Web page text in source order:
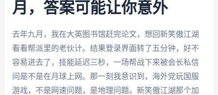
月，答案可能让你意外
去年九月，我在大英图书馆赶完论文，想回新笑傲江湖
看看帮派里的老伙计。结果登录界面转了五分钟，好不
容易进去了，技能延迟三秒，一场帮战下来被会长私信
问是不是在月球上网。那一刻我意识到，海外党玩国服
游戏，不是网速问题，是地理问题。新笑傲江湖那个加